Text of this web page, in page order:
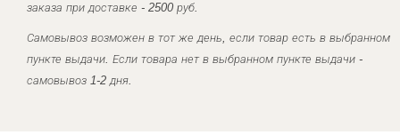
заказа при доставке - 2500 руб.
Самовывоз возможен в тот же день, если товар есть в выбранном
пункте выдачи. Если товара нет в выбранном пункте выдачи -
самовывоз 1-2 дня.